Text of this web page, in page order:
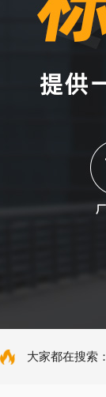
大家都在搜索：